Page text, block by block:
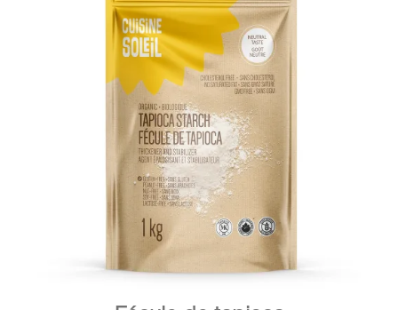
AJOUTER AU PANIER DÉTAILS